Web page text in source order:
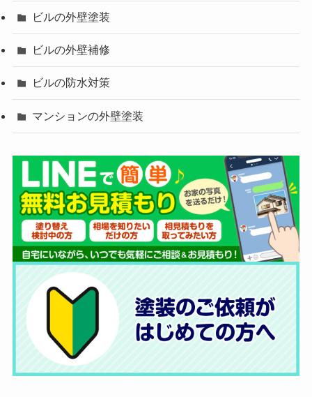
ビルの外壁塗装
ビルの外壁補修
ビルの防水対策
マンションの外壁塗装